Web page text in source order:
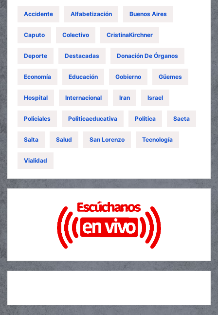
Accidente Alfabetización Buenos Aires
Caputo Colectivo CristinaKirchner
Deporte Destacadas Donación De Órganos
Economía Educación Gobierno Güemes
Hospital Internacional Iran Israel
Policiales Politicaeducativa Política Saeta
Salta Salud San Lorenzo Tecnología
Vialidad